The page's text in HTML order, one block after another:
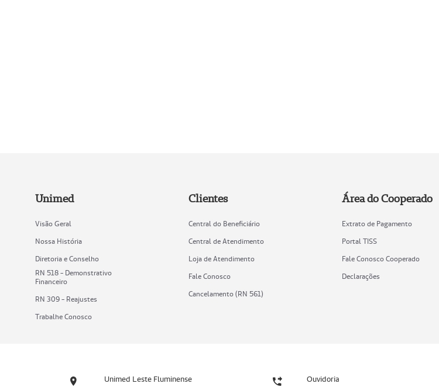
Unimed
Visão Geral
Nossa História
Diretoria e Conselho
RN 518 - Demonstrativo
Financeiro
RN 309 - Reajustes
Trabalhe Conosco
Clientes
Central do Beneficiário
Central de Atendimento
Loja de Atendimento
Fale Conosco
Cancelamento (RN 561)
Área do Cooperado
Extrato de Pagamento
Portal TISS
Fale Conosco Cooperado
Declarações
Unimed Leste Fluminense Ouvidoria